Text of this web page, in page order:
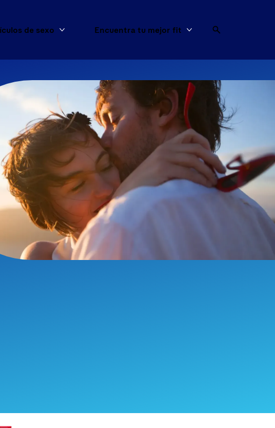
productos
de sexo Más Artículos de sexo
Encuentra tu mejor fit Más Encuentra tu